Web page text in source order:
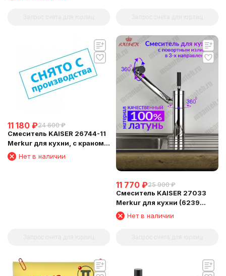
11 180 ₽24 600 ₽
Смеситель KAISER 26744-11
Merkur для кухни, с краном
для питьевой воды,
Нет в наличии
11 770 ₽25 900 ₽
Смеситель KAISER 27033
Merkur для кухни (6239
Картридж)
Нет в наличии